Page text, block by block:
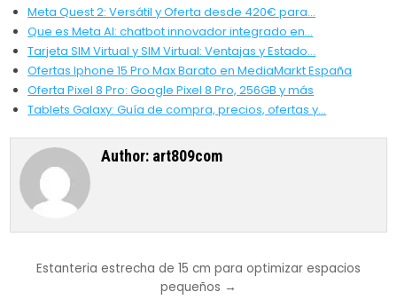
Meta Quest 2: Versátil y Oferta desde 420€ para…
Que es Meta AI: chatbot innovador integrado en…
Tarjeta SIM Virtual y SIM Virtual: Ventajas y Estado…
Ofertas Iphone 15 Pro Max Barato en MediaMarkt España
Oferta Pixel 8 Pro: Google Pixel 8 Pro, 256GB y más
Tablets Galaxy: Guía de compra, precios, ofertas y…
Author: art809com
Post
Estanteria estrecha de 15 cm para optimizar espacios
pequeños →